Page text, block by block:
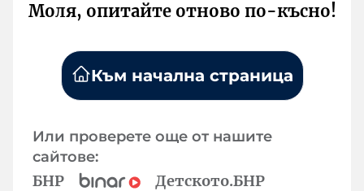
Моля, опитайте отново по-късно!
Към начална страница
Или проверете още от нашите
сайтове:
БНР
Детското.БНР